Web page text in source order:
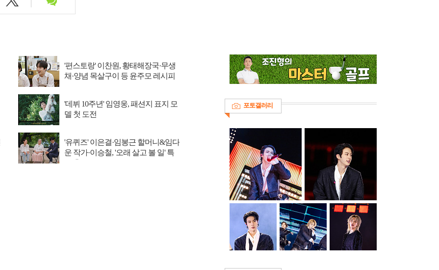
'편스토랑' 이찬원, 황태해장국·무생
채·양념 목살구이 등 윤주모 레시피
'데뷔 10주년' 임영웅, 패션지 표지 모
델 첫 도전
'유퀴즈' 이은결·임봉근 할머니&임다
운 작가·이승철, '오래 살고 볼 일' 특
포토갤러리